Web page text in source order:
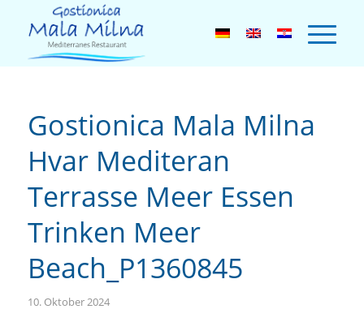
Gostionica Mala Milna
Hvar Mediteran
Terrasse Meer Essen
Trinken Meer
Beach_P1360845
10. Oktober 2024